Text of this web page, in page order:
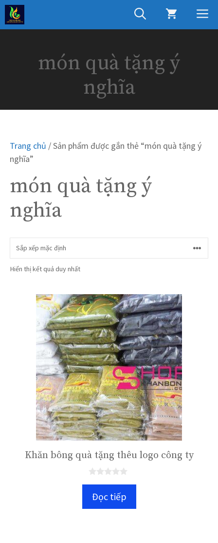
Chuyển
đến
nội
món quà tặng ý
nghĩa
Trang chủ / Sản phẩm được gắn thẻ “món quà tặng ý
nghĩa”
món quà tặng ý
nghĩa
Hiển thị kết quả duy nhất
Khăn bông quà tặng thêu logo công ty
gĐọc tiếp